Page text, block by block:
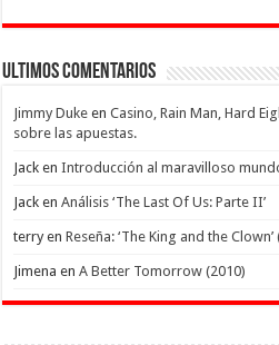
Ultimos Comentarios
Jimmy Duke enCasino, Rain Man, Hard
sobre las apuestas.
Jack enIntroducción al maravilloso
Jack enAnálisis ‘The Last Of Us: Parte II’
terryenReseña: ‘The King and the Clown’
Jimena enA Better Tomorrow (2010)